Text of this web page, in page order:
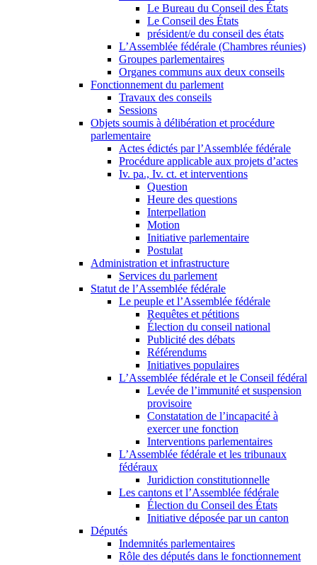
Le Bureau du Conseil des États
Le Conseil des États
président/e du conseil des états
L’Assemblée fédérale (Chambres réunies)
Groupes parlementaires
Organes communs aux deux conseils
Fonctionnement du parlement
Travaux des conseils
Sessions
Objets soumis à délibération et procédure
parlementaire
Actes édictés par l’Assemblée fédérale
Procédure applicable aux projets d’actes
Iv. pa., Iv. ct. et interventions
Question
Heure des questions
Interpellation
Motion
Initiative parlementaire
Postulat
Administration et infrastructure
Services du parlement
Statut de l’Assemblée fédérale
Le peuple et l’Assemblée fédérale
Requêtes et pétitions
Élection du conseil national
Publicité des débats
Référendums
Initiatives populaires
L’Assemblée fédérale et le Conseil fédéral
Levée de l’immunité et suspension
provisoire
Constatation de l’incapacité à
exercer une fonction
Interventions parlementaires
L’Assemblée fédérale et les tribunaux
fédéraux
Juridiction constitutionnelle
Les cantons et l’Assemblée fédérale
Élection du Conseil des États
Initiative déposée par un canton
Députés
Indemnités parlementaires
Rôle des députés dans le fonctionnement